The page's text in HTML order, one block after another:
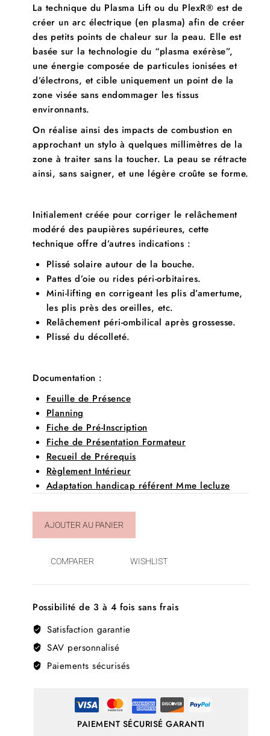
La technique du Plasma Lift ou du PlexR® est de
créer un arc électrique (en plasma) afin de créer
des petits points de chaleur sur la peau. Elle est
basée sur la technologie du “plasma exérèse”,
une énergie composée de particules ionisées et
d’électrons, et cible uniquement un point de la
zone visée sans endommager les tissus
environnants.
On réalise ainsi des impacts de combustion en
approchant un stylo à quelques millimètres de la
zone à traiter sans la toucher. La peau se rétracte
ainsi, sans saigner, et une légère croûte se forme.
Initialement créée pour corriger le relâchement
modéré des paupières supérieures, cette
technique offre d’autres indications :
Plissé solaire autour de la bouche.
Pattes d’oie ou rides péri-orbitaires.
Mini-lifting en corrigeant les plis d’amertume,
les plis près des oreilles, etc.
Relâchement péri-ombilical après grossesse.
Plissé du décolleté.
Documentation :
Feuille de Présence
Planning
Fiche de Pré-Inscription
Fiche de Présentation Formateur
Recueil de Prérequis
Règlement Intérieur
Adaptation handicap référent Mme lecluze
AJOUTER AU PANIER
COMPARER WISHLIST
Possibilité de 3 à 4 fois sans frais
Satisfaction garantie
SAV personnalisé
Paiements sécurisés
PAIEMENT SÉCURISÉ GARANTI